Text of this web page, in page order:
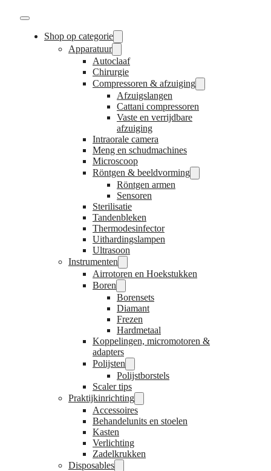
Shop op categorie
Apparatuur
Autoclaaf
Chirurgie
Compressoren & afzuiging
Afzuigslangen
Cattani compressoren
Vaste en verrijdbare
afzuiging
Intraorale camera
Meng en schudmachines
Microscoop
Röntgen & beeldvorming
Röntgen armen
Sensoren
Sterilisatie
Tandenbleken
Thermodesinfector
Uithardingslampen
Ultrasoon
Instrumenten
Airrotoren en Hoekstukken
Boren
Borensets
Diamant
Frezen
Hardmetaal
Koppelingen, micromotoren &
adapters
Polijsten
Polijstborstels
Scaler tips
Praktijkinrichting
Accessoires
Behandelunits en stoelen
Kasten
Verlichting
Zadelkrukken
Disposables